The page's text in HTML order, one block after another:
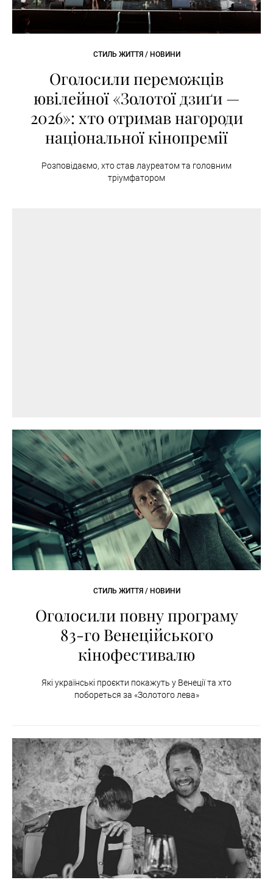
СТИЛЬ ЖИТТЯ / НОВИНИ
Оголосили переможців
ювілейної «Золотої дзиґи —
2026»: хто отримав нагороди
національної кінопремії
Розповідаємо, хто став лауреатом та головним
тріумфатором
СТИЛЬ ЖИТТЯ / НОВИНИ
Оголосили повну програму
83-го Венеційського
кінофестивалю
Які українські проєкти покажуть у Венеції та хто
побореться за «Золотого лева»